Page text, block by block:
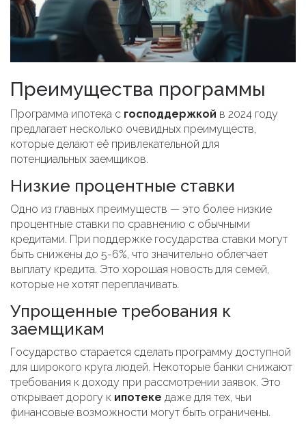
Преимущества программы
Программа ипотека с господдержкой в 2024 году
предлагает несколько очевидных преимуществ,
которые делают её привлекательной для
потенциальных заемщиков.
Низкие процентные ставки
Одно из главных преимуществ — это более низкие
процентные ставки по сравнению с обычными
кредитами. При поддержке государства ставки могут
быть снижены до 5-6%, что значительно облегчает
выплату кредита. Это хорошая новость для семей,
которые не хотят переплачивать.
Упрощенные требования к
заемщикам
Государство старается сделать программу доступной
для широкого круга людей. Некоторые банки снижают
требования к доходу при рассмотрении заявок. Это
открывает дорогу к ипотеке даже для тех, чьи
финансовые возможности могут быть ограничены.